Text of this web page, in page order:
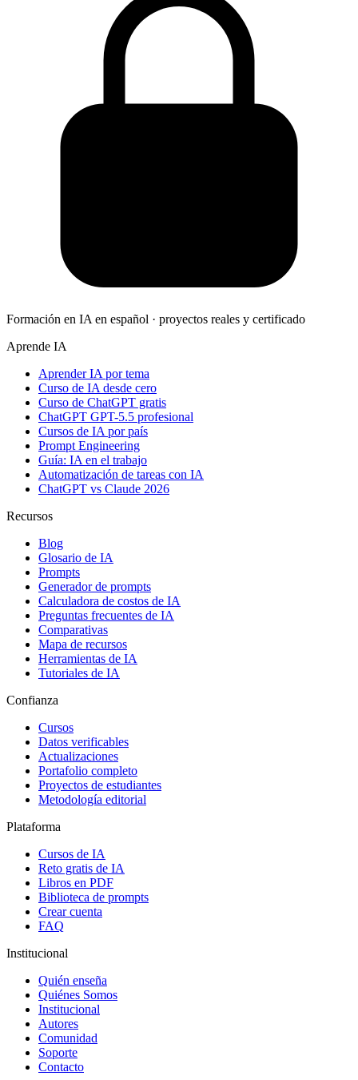
Formación en IA en español · proyectos reales y certificado
Aprende IA
Aprender IA por tema
Curso de IA desde cero
Curso de ChatGPT gratis
ChatGPT GPT-5.5 profesional
Cursos de IA por país
Prompt Engineering
Guía: IA en el trabajo
Automatización de tareas con IA
ChatGPT vs Claude 2026
Recursos
Blog
Glosario de IA
Prompts
Generador de prompts
Calculadora de costos de IA
Preguntas frecuentes de IA
Comparativas
Mapa de recursos
Herramientas de IA
Tutoriales de IA
Confianza
Cursos
Datos verificables
Actualizaciones
Portafolio completo
Proyectos de estudiantes
Metodología editorial
Plataforma
Cursos de IA
Reto gratis de IA
Libros en PDF
Biblioteca de prompts
Crear cuenta
FAQ
Institucional
Quién enseña
Quiénes Somos
Institucional
Autores
Comunidad
Soporte
Contacto